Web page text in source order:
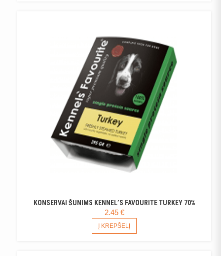
KONSERVAI ŠUNIMS KENNEL’S FAVOURITE TURKEY 70%
2.45 €
Į KREPŠELĮ